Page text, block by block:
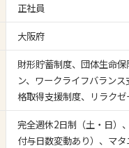
正社員
大阪府
財形貯蓄制度、団体生命
ン、ワークライフバラン
格取得支援制度、リラク
完全週休2日制（土・日）
付与日数変動あり）、マ